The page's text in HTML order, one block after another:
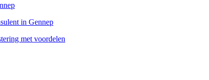
in Gennep
met voordelen